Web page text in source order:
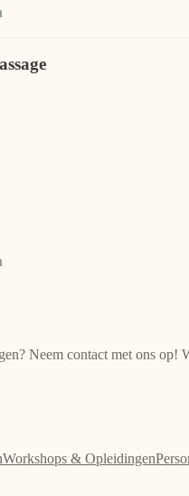
Neem contact met ons
Workshops & Opleidingen